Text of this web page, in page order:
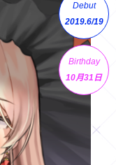
Debut
2019.6/19
Birthday
10月31日